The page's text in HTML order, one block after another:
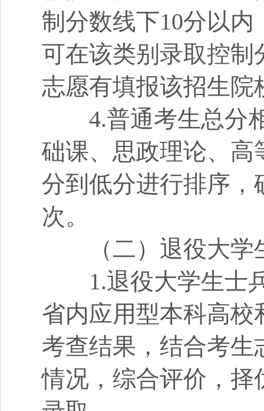
制分数线下10分以
可在该类别录取控制
志愿有填报该招生
4.普通考生总分相
础课、思政理论、高
分到低分进行排序，
次。
（二）退役大学
1.退役大学生士兵
省内应用型本科高
考查结果，结合考
情况，综合评价，择